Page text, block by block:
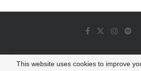
© 2022 - Luminous Dash All
This website uses cookies to improve